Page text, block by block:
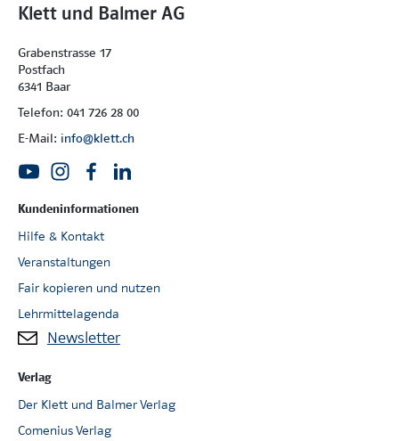
Klett und Balmer AG
Grabenstrasse 17
Postfach
6341 Baar
Telefon: 041 726 28 00
E-Mail: info@klett.ch
Kundeninformationen
Hilfe & Kontakt
Veranstaltungen
Fair kopieren und nutzen
Lehrmittelagenda
Newsletter
Verlag
Der Klett und Balmer Verlag
Comenius Verlag